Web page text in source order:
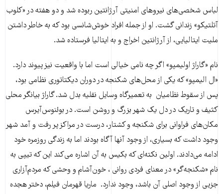
لباس شخصی‌های نیروهای امنیتی آرژانتین ربوده شد و دو هفته در «کلوب
آتلتیکو» زندانی گشت. او از جمله افراد خوش‌شانسی بود که به خاطر داشتن
ملیت ایتالیایی، از آرژانتین اخراج و به ایتالیا فرستاده شد.
نام «گاراژ اولیمپو» اگر چه نامی خیالی است اما با واقعیت نیز پیوند دارد.
«ال الیمپو» که یکی از محل‌های شکنجه در دوران دیکتاتوری نظامی بود،
پس از سقوط نظامیان به تعمیرگاه وسایل نقلیه بدل شد. گاراژ بیانگر محلی
کثیف و تاریک در دل یک شهر بزرگ و روشن است. در بوئنوس‌آیرس
مکان‌های فراوانی برای شکنجه و کشتار، درست در مراکز پر رفت‌ و آمد شهر
وجود داشت که بسیاری، از وجود آنها آگاه بودند اما به زندگی روزمره خود
ادامه می‌دادند. اولین نکته‌ای که بکیس به آن اشاره می‌کند این که تیپی به
نام «شکنجه‌گر» در معنای فردی روانی ، خون‌آشام و وحشی که مردم‌آزاری
جزیی از وجود اصلی آن باشد، وجود ندارد. ماریا قهرمان فیلم، دختر هجده